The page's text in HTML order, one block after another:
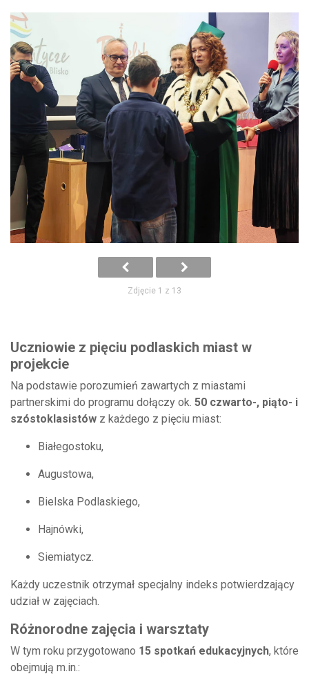
Zdjęcie 1 z 13
Uczniowie z pięciu podlaskich miast w
projekcie
Na podstawie porozumień zawartych z miastami
partnerskimi do programu dołączy ok. 50 czwarto-, piąto- i
szóstoklasistów z każdego z pięciu miast:
Białegostoku,
Augustowa,
Bielska Podlaskiego,
Hajnówki,
Siemiatycz.
Każdy uczestnik otrzymał specjalny indeks potwierdzający
udział w zajęciach.
Różnorodne zajęcia i warsztaty
W tym roku przygotowano 15 spotkań edukacyjnych, które
obejmują m.in.: